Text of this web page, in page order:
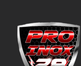
content